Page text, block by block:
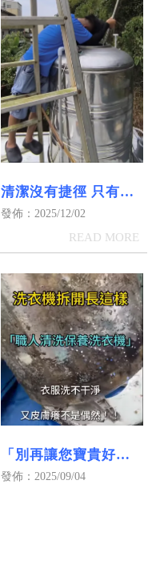
清潔沒有捷徑 只有淨
全力｜屏東水塔清洗
發佈：2025/12/02
「別再讓您寶貴好看
的衣服或日常服泡髒
發佈：2025/09/04